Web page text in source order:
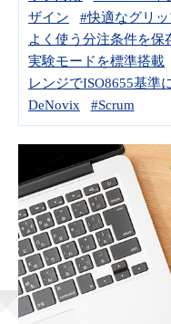
ザイン
#快適なグリ
よく使う分注条件を保
実験モードを標準搭載
レンジでISO8655基準
DeNovix
#Scrum